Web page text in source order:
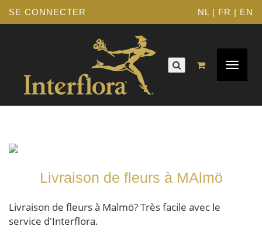
SE CONNECTER NL | FR | EN
Toggle
Livraison de fleurs à MAlmö
Livraison de fleurs à Malmö? Très facile avec le
service d'Interflora.